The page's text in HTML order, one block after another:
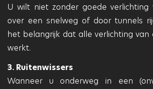
U wilt niet zonder goede verlichting
over een snelweg of door tunnels
het belangrijk dat alle verlichting van
werkt.
3. Ruitenwissers
Wanneer u onderweg in een